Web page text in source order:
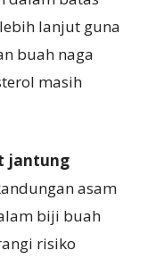
lanjut guna
buah naga
masih
jantung
asam
biji buah
risiko